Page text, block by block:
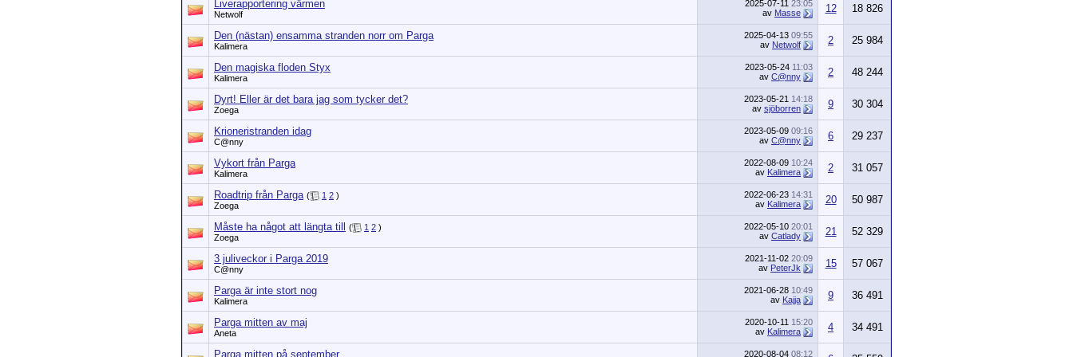
Liverapportering värmen
Netwolf
2025-07-11 23:05
av Masse 12 18 826
Den (nästan) ensamma stranden norr om Parga
Kalimera
2025-04-13 09:55
av Netwolf 2 25 984
Den magiska floden Styx
Kalimera
2023-05-24 11:03
av C@nny 2 48 244
Dyrt! Eller är det bara jag som tycker det?
Zoega
2023-05-21 14:18
av sjöborren 9 30 304
Krioneristranden idag
C@nny
2023-05-09 09:16
av C@nny 6 29 237
Vykort från Parga
Kalimera
2022-08-09 10:24
av Kalimera 2 31 057
Roadtrip från Parga ( 1 2 )
Zoega
2022-06-23 14:31
av Kalimera 20 50 987
Måste ha något att längta till ( 1 2 )
Zoega
2022-05-10 20:01
av Catlady 21 52 329
3 juliveckor i Parga 2019
C@nny
2021-11-02 20:09
av PeterJk 15 57 067
Parga är inte stort nog
Kalimera
2021-06-28 10:49
av Kajja 9 36 491
Parga mitten av maj
Aneta
2020-10-11 15:20
av Kalimera 4 34 491
Parga mitten på september 2020-08-04 08:12